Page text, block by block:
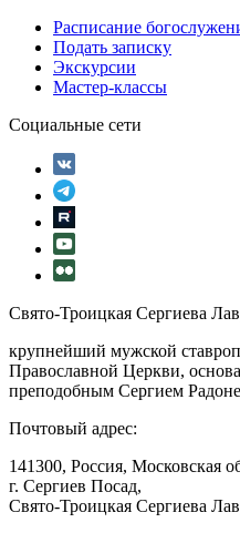
Расписание
Подать записку
Экскурсии
Мастер-классы
Социальные сети
Свято-Троицкая Сергиева
крупнейший мужской
Православной Церкви,
преподобным Сергием
Почтовый адрес:
141300, Россия, Московская
г. Сергиев Посад,
Свято-Троицкая Сергиева